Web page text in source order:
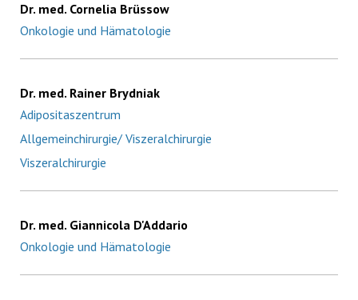
Dr. med. Cornelia Brüssow
Onkologie und Hämatologie
Dr. med. Rainer Brydniak
Adipositaszentrum
Allgemeinchirurgie/ Viszeralchirurgie
Viszeralchirurgie
Dr. med. Giannicola D'Addario
Onkologie und Hämatologie